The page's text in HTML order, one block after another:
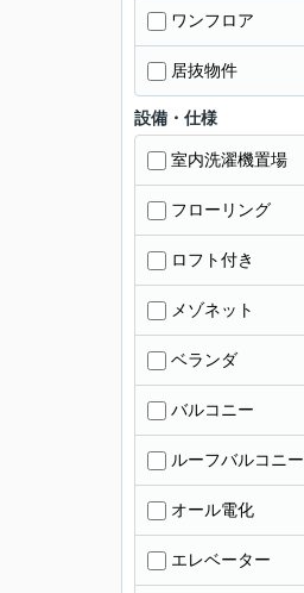
ワンフロア
居抜物件
設備・仕様
室内洗濯機置場
フローリング
ロフト付き
メゾネット
ベランダ
バルコニー
ルーフバルコニー
オール電化
エレベーター